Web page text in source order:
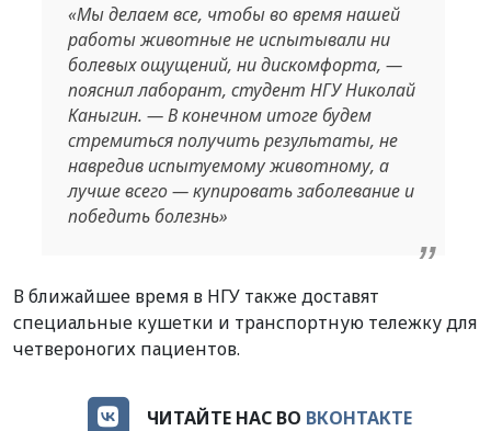
«Мы делаем все, чтобы во время нашей
работы животные не испытывали ни
болевых ощущений, ни дискомфорта, —
пояснил лаборант, студент НГУ Николай
Каныгин. — В конечном итоге будем
стремиться получить результаты, не
навредив испытуемому животному, а
лучше всего — купировать заболевание и
победить болезнь»
В ближайшее время в НГУ также доставят
специальные кушетки и транспортную тележку для
четвероногих пациентов.
ЧИТАЙТЕ НАС ВО ВКОНТАКТЕ